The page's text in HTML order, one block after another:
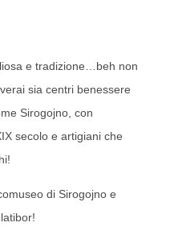
e tradizione…beh non
sia centri benessere
Sirogojno, con
secolo e artigiani che
di Sirogojno e